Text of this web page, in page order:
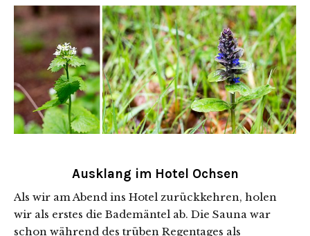
Ausklang im Hotel Ochsen
Als wir am Abend ins Hotel zurückkehren, holen
wir als erstes die Bademäntel ab. Die Sauna war
schon während des trüben Regentages als